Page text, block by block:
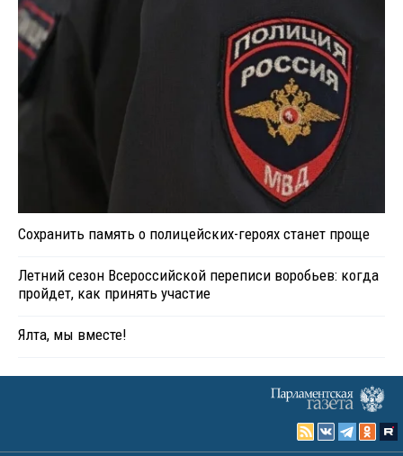
Сохранить память о полицейских-героях станет проще
Летний сезон Всероссийской переписи воробьев: когда
пройдет, как принять участие
Ялта, мы вместе!